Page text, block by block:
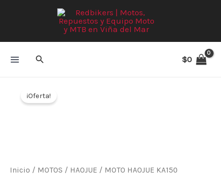
Buscar $0
¡Oferta!
Inicio / MOTOS / HAOJUE / MOTO HAOJUE KA150
HAOJUE